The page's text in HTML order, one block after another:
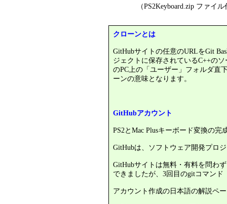
（PS2Keyboard.zip ファイル
クローンとは
GitHubサイトの任意のURLをGit
ジェクトに保存されているC++の
のPC上の「ユーザー」フォルダ直
ーンの意味となります。
GitHubアカウント
PS2とMac Plusキーボード変換の
GitHubは、ソフトウェア開発プロ
GitHubサイトは無料・有料を問わ
できましたが、3回目のgitコマン
アカウント作成の日本語の解説ペ